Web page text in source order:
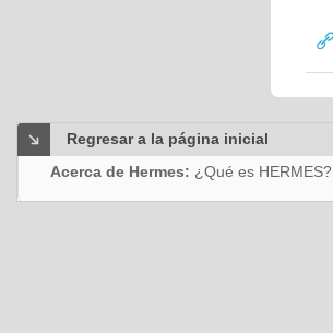
Regresar a la página inicial
Acerca de Hermes: ¿Qué es HERMES?